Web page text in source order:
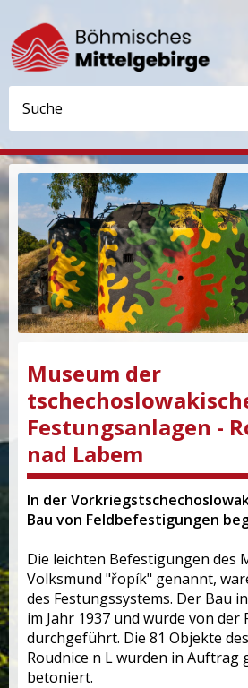
Museum der
Festungsanlagen -
nad Labem
In der
Bau von Feldbefestigungen
Die leichten Befestigungen des
Volksmund "řopík" genannt,
des Festungssystems. Der Bau
im Jahr 1937 und wurde von der
durchgeführt. Die 81 Objekte
Roudnice n L wurden in Auftrag
betoniert.